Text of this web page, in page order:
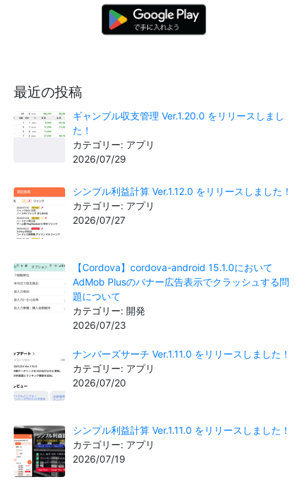
最近の投稿
ギャンブル収支管理 Ver.1.20.0 をリリースしまし
た！
カテゴリー: アプリ
2026/07/29
シンプル利益計算 Ver.1.12.0 をリリースしました！
カテゴリー: アプリ
2026/07/27
【Cordova】cordova-android 15.1.0において
AdMob Plusのバナー広告表示でクラッシュする問
題について
カテゴリー: 開発
2026/07/23
ナンバーズサーチ Ver.1.11.0 をリリースしました！
カテゴリー: アプリ
2026/07/20
シンプル利益計算 Ver.1.11.0 をリリースしました！
カテゴリー: アプリ
2026/07/19